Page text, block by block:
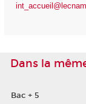
Dans la
Bac + 5